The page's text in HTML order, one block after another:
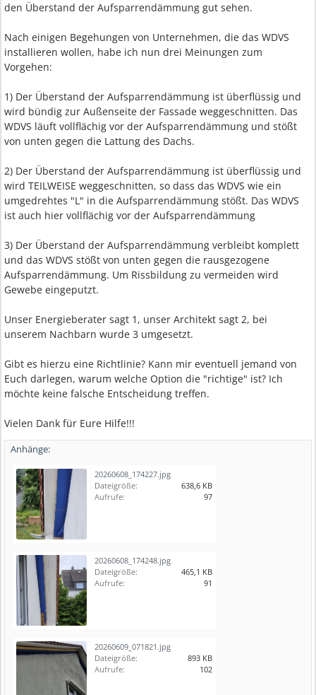
den Überstand der Aufsparrendämmung gut sehen.
Nach einigen Begehungen von Unternehmen, die das WDVS
installieren wollen, habe ich nun drei Meinungen zum
Vorgehen:
1) Der Überstand der Aufsparrendämmung ist überflüssig und
wird bündig zur Außenseite der Fassade weggeschnitten. Das
WDVS läuft vollflächig vor der Aufsparrendämmung und stößt
von unten gegen die Lattung des Dachs.
2) Der Überstand der Aufsparrendämmung ist überflüssig und
wird TEILWEISE weggeschnitten, so dass das WDVS wie ein
umgedrehtes "L" in die Aufsparrendämmung stößt. Das WDVS
ist auch hier vollflächig vor der Aufsparrendämmung
3) Der Überstand der Aufsparrendämmung verbleibt komplett
und das WDVS stößt von unten gegen die rausgezogene
Aufsparrendämmung. Um Rissbildung zu vermeiden wird
Gewebe eingeputzt.
Unser Energieberater sagt 1, unser Architekt sagt 2, bei
unserem Nachbarn wurde 3 umgesetzt.
Gibt es hierzu eine Richtlinie? Kann mir eventuell jemand von
Euch darlegen, warum welche Option die "richtige" ist? Ich
möchte keine falsche Entscheidung treffen.
Vielen Dank für Eure Hilfe!!!
Anhänge:
20260608_174227.jpg
Dateigröße:
638,6 KB
Aufrufe:
97
20260608_174248.jpg
Dateigröße:
465,1 KB
Aufrufe:
91
20260609_071821.jpg
Dateigröße:
893 KB
Aufrufe:
102